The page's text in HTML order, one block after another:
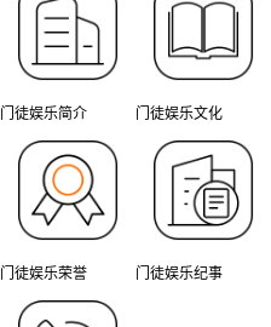
门徒娱乐简介 门徒娱乐文化
门徒娱乐荣誉 门徒娱乐纪事